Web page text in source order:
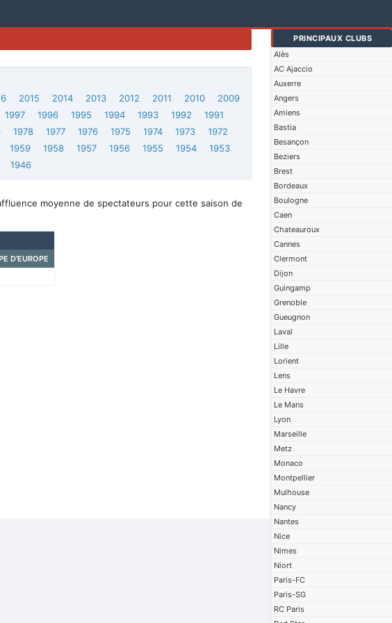
PRINCIPAUX CLUBS
Alès
AC Ajaccio
Auxerre
Angers
Amiens
Bastia
Besançon
Beziers
Brest
Bordeaux
Boulogne
Caen
Chateauroux
Cannes
Clermont
Dijon
Guingamp
Grenoble
Gueugnon
Laval
Lille
Lorient
Lens
Le Havre
Le Mans
Lyon
Marseille
Metz
Monaco
Montpellier
Mulhouse
Nancy
Nantes
Nice
Nimes
Niort
Paris-FC
Paris-SG
RC Paris
2015 2014 2013 2012 2011 2010
2009
1997 1996 1995 1994 1993 1992
1991
1978 1977 1976 1975 1974 1973
1972
1959 1958 1957 1956 1955 1954
1953
1946
moyenne de spectateurs pour cette saison de
D'EUROPE